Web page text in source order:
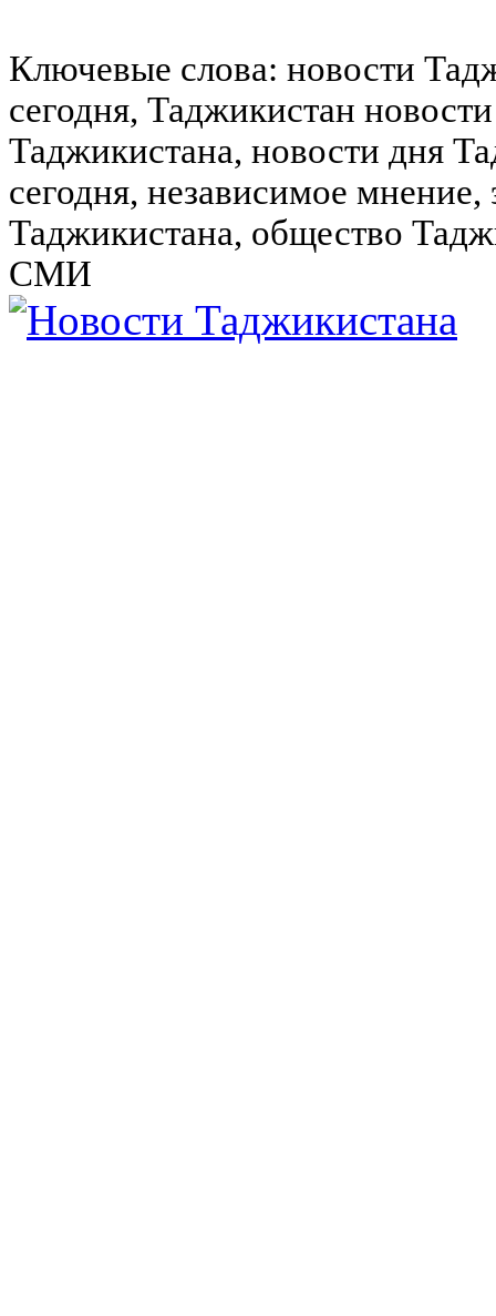
Ключевые слова: новости
сегодня, Таджикистан
Таджикистана, новости дня
сегодня, независимое
Таджикистана, общество
СМИ